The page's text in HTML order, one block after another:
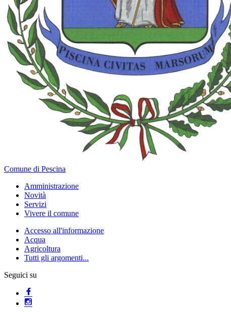
Comune di Pescina
Amministrazione
Novità
Servizi
Vivere il comune
Accesso all'informazione
Acqua
Agricoltura
Tutti gli argomenti...
Seguici su